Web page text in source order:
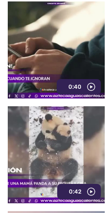
0:40
0:42